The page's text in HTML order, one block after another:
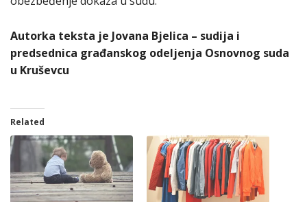
Autorka teksta je Jovana Bjelica – sudija i
predsednica građanskog odeljenja Osnovnog suda
u Kruševcu
Related